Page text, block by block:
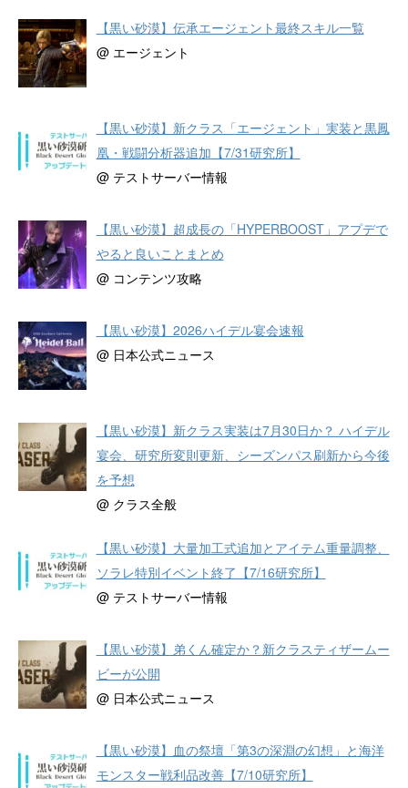
【黒い砂漠】伝承エージェント最終スキル一覧
@ エージェント
【黒い砂漠】新クラス「エージェント」実装と黒鳳
凰・戦闘分析器追加【7/31研究所】
@ テストサーバー情報
【黒い砂漠】超成長の「HYPERBOOST」アプデで
やると良いことまとめ
@ コンテンツ攻略
【黒い砂漠】2026ハイデル宴会速報
@ 日本公式ニュース
【黒い砂漠】新クラス実装は7月30日か？ ハイデル
宴会、研究所変則更新、シーズンパス刷新から今後
を予想
@ クラス全般
【黒い砂漠】大量加工式追加とアイテム重量調整、
ソラレ特別イベント終了【7/16研究所】
@ テストサーバー情報
【黒い砂漠】弟くん確定か？新クラスティザームー
ビーが公開
@ 日本公式ニュース
【黒い砂漠】血の祭壇「第3の深淵の幻想」と海洋
モンスター戦利品改善【7/10研究所】